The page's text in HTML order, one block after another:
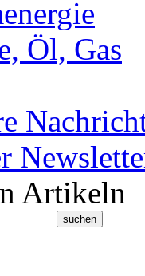
Öl, Gas
Artikeln